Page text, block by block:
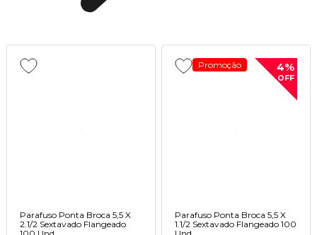
Parafuso Ponta Broca 5,5 X
2.1/2 Sextavado Flangeado
Promoção 4%
OFF
Parafuso Ponta Broca 5,5 X
1.1/2 Sextavado Flangeado 100